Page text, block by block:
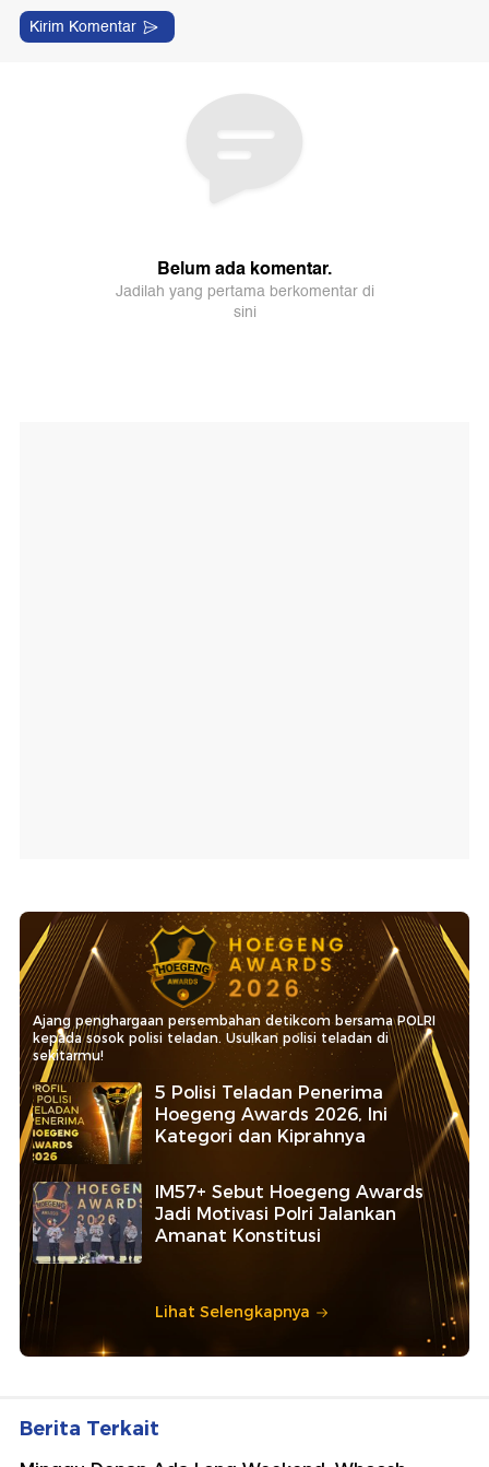
Ajang penghargaan persembahan detikcom bersama POLRI
kepada sosok polisi teladan. Usulkan polisi teladan di
sekitarmu!
5 Polisi Teladan Penerima
Hoegeng Awards 2026, Ini
Kategori dan Kiprahnya
IM57+ Sebut Hoegeng Awards
Jadi Motivasi Polri Jalankan
Amanat Konstitusi
Lihat Selengkapnya
Berita Terkait